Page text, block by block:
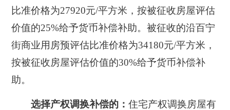
比准价格为27920元/平方米 ，按被征收房屋评估
价值的25%给予货币补偿补助。被征收的沿百宁
街商业用房预评估比准价格为34180元/平方米，
按被征收房屋评估价值的30%给予货币补偿补
助。
选择产权调换补偿的：住宅产权调换房屋有